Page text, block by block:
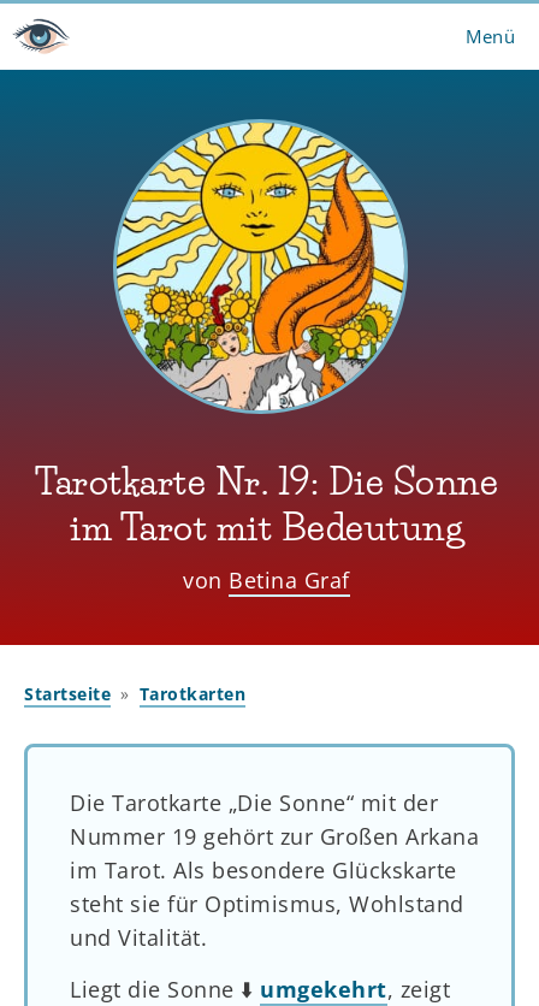
Zum
Inhalt
Menü
Tarotkarte Nr. 19: Die Sonne
im Tarot mit Bedeutung
von Betina Graf
Startseite Tarotkarten
Die Tarotkarte „Die Sonne“ mit der
Nummer 19 gehört zur Großen Arkana
im Tarot. Als besondere Glückskarte
steht sie für Optimismus, Wohlstand
und Vitalität.
Liegt die Sonne ⬇️ umgekehrt, zeigt